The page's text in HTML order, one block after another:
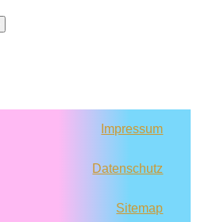
Impressum
Datenschutz
Sitemap